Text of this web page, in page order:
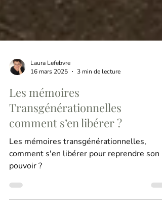
16 mars 2025
3 min de lecture
Les mémoires
Transgénérationnelles
comment s’en libérer ?
Les mémoires transgénérationnelles,
comment s'en libérer pour reprendre son
pouvoir ?